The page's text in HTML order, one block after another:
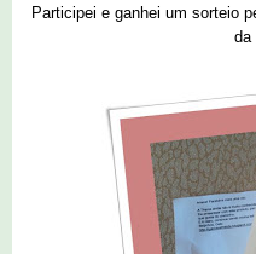
Participei e ganhei um sorteio
da